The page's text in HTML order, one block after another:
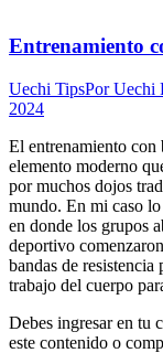
Entrenamiento
Uechi TipsPorUechi
2024
El entrenamiento con
elemento moderno
por muchos dojos
mundo. En mi caso lo
en donde los grupos
deportivo
bandas de
trabajo del cuerpo
Debes ingresar en tu
este contenido o